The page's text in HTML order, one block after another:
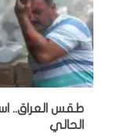
طقس العراق..
الحالي